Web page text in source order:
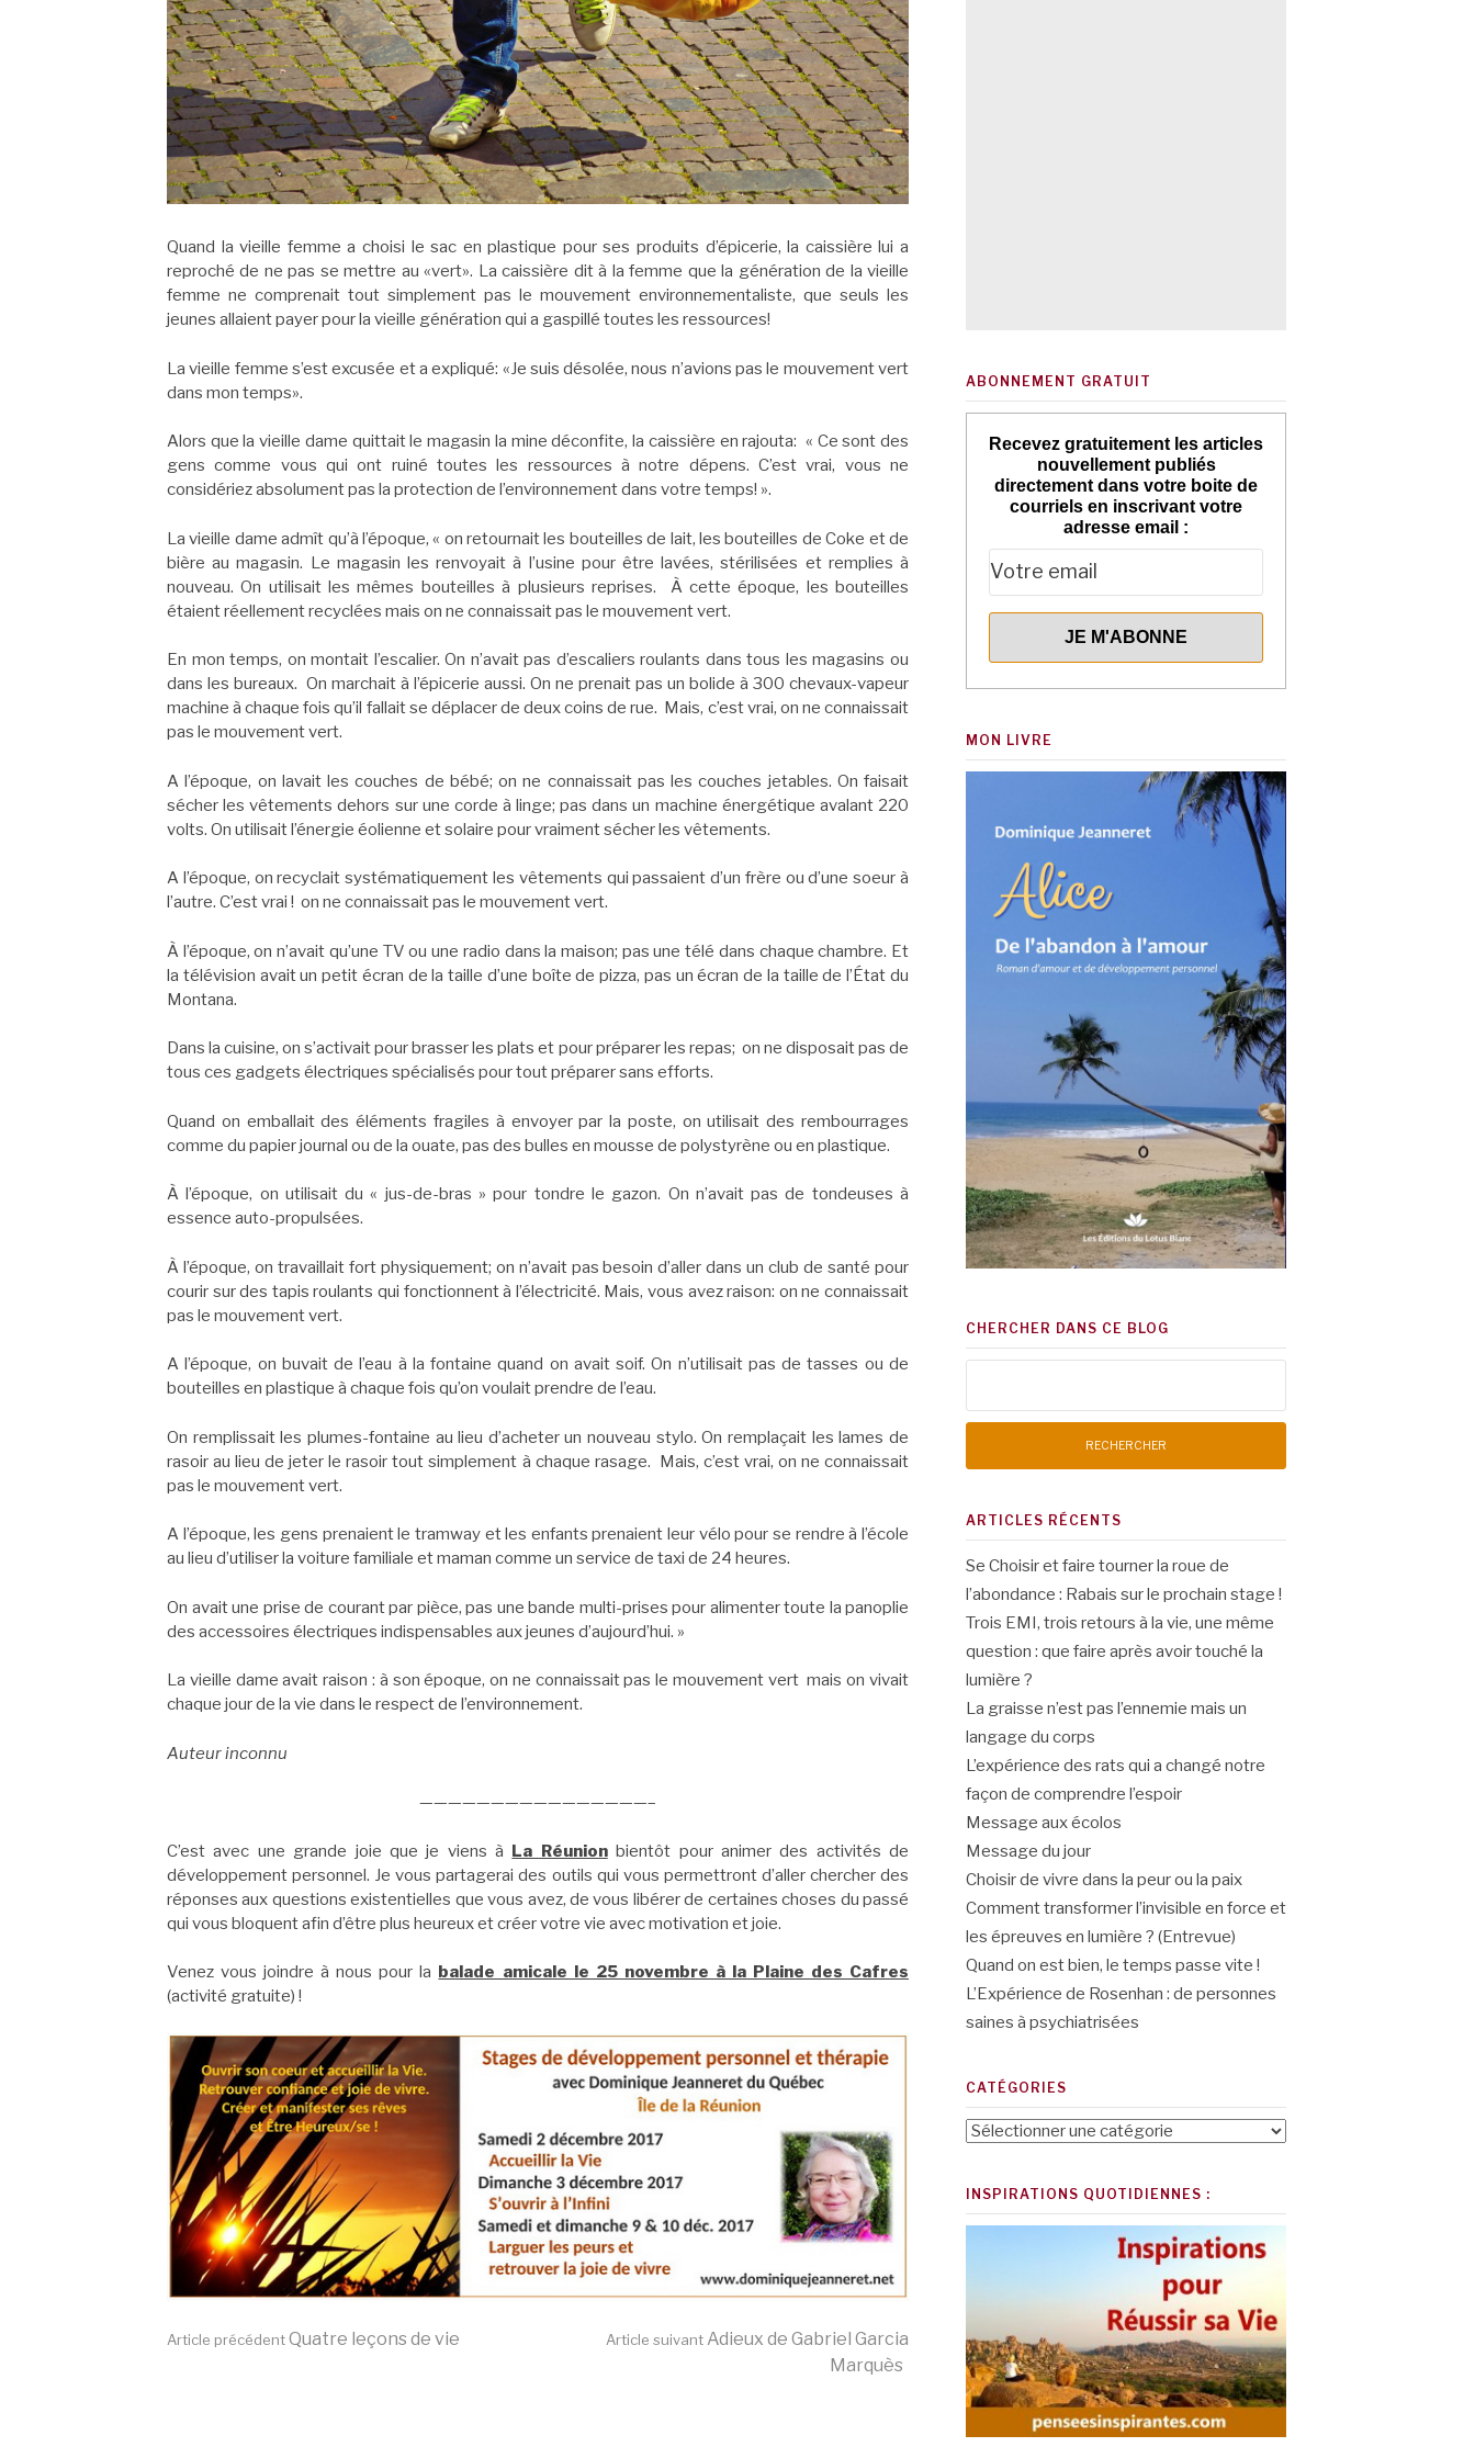
Quand la vieille femme a choisi le sac en plastique pour ses produits d’épicerie, la caissière lui a
reproché de ne pas se mettre au «vert». La caissière dit à la femme que la génération de la vieille
femme ne comprenait tout simplement pas le mouvement environnementaliste, que seuls les
jeunes allaient payer pour la vieille génération qui a gaspillé toutes les ressources!
La vieille femme s’est excusée et a expliqué: «Je suis désolée, nous n’avions pas le mouvement vert
dans mon temps».
Alors que la vieille dame quittait le magasin la mine déconfite, la caissière en rajouta: « Ce sont des
gens comme vous qui ont ruiné toutes les ressources à notre dépens. C’est vrai, vous ne
considériez absolument pas la protection de l’environnement dans votre temps! ».
La vieille dame admît qu’à l’époque, « on retournait les bouteilles de lait, les bouteilles de Coke et de
bière au magasin. Le magasin les renvoyait à l’usine pour être lavées, stérilisées et remplies à
nouveau. On utilisait les mêmes bouteilles à plusieurs reprises. À cette époque, les bouteilles
étaient réellement recyclées mais on ne connaissait pas le mouvement vert.
En mon temps, on montait l’escalier. On n’avait pas d’escaliers roulants dans tous les magasins ou
dans les bureaux. On marchait à l’épicerie aussi. On ne prenait pas un bolide à 300 chevaux-vapeur
machine à chaque fois qu’il fallait se déplacer de deux coins de rue. Mais, c’est vrai, on ne connaissait
pas le mouvement vert.
A l’époque, on lavait les couches de bébé; on ne connaissait pas les couches jetables. On faisait
sécher les vêtements dehors sur une corde à linge; pas dans un machine énergétique avalant 220
volts. On utilisait l’énergie éolienne et solaire pour vraiment sécher les vêtements.
A l’époque, on recyclait systématiquement les vêtements qui passaient d’un frère ou d’une soeur à
l’autre. C’est vrai ! on ne connaissait pas le mouvement vert.
À l’époque, on n’avait qu’une TV ou une radio dans la maison; pas une télé dans chaque chambre. Et
la télévision avait un petit écran de la taille d’une boîte de pizza, pas un écran de la taille de l’État du
Montana.
Dans la cuisine, on s’activait pour brasser les plats et pour préparer les repas; on ne disposait pas de
tous ces gadgets électriques spécialisés pour tout préparer sans efforts.
Quand on emballait des éléments fragiles à envoyer par la poste, on utilisait des rembourrages
comme du papier journal ou de la ouate, pas des bulles en mousse de polystyrène ou en plastique.
À l’époque, on utilisait du « jus-de-bras » pour tondre le gazon. On n’avait pas de tondeuses à
essence auto-propulsées.
À l’époque, on travaillait fort physiquement; on n’avait pas besoin d’aller dans un club de santé pour
courir sur des tapis roulants qui fonctionnent à l’électricité. Mais, vous avez raison: on ne connaissait
pas le mouvement vert.
A l’époque, on buvait de l’eau à la fontaine quand on avait soif. On n’utilisait pas de tasses ou de
bouteilles en plastique à chaque fois qu’on voulait prendre de l’eau.
On remplissait les plumes-fontaine au lieu d’acheter un nouveau stylo. On remplaçait les lames de
rasoir au lieu de jeter le rasoir tout simplement à chaque rasage. Mais, c’est vrai, on ne connaissait
pas le mouvement vert.
A l’époque, les gens prenaient le tramway et les enfants prenaient leur vélo pour se rendre à l’école
au lieu d’utiliser la voiture familiale et maman comme un service de taxi de 24 heures.
On avait une prise de courant par pièce, pas une bande multi-prises pour alimenter toute la panoplie
des accessoires électriques indispensables aux jeunes d’aujourd’hui. »
La vieille dame avait raison : à son époque, on ne connaissait pas le mouvement vert mais on vivait
chaque jour de la vie dans le respect de l’environnement.
Auteur inconnu
————————————————–
C’est avec une grande joie que je viens à La Réunionbientôt pour animer des activités de
développement personnel. Je vous partagerai des outils qui vous permettront d’aller chercher des
réponses aux questions existentielles que vous avez, de vous libérer de certaines choses du passé
qui vous bloquent afin d’être plus heureux et créer votre vie avec motivation et joie.
Venez vous joindre à nous pour la balade amicale le 25 novembre à la Plaine des Cafres
(activité gratuite) !
Lire
Article précédentQuatre leçons de vie Article suivant Adieux de Gabriel Garcia
Marquès
ABONNEMENT GRATUIT
Recevez gratuitement les articles
nouvellement publiés
directement dans votre boite de
courriels en inscrivant votre
adresse email :
MON LIVRE
CHERCHER DANS CE BLOG
ARTICLES RÉCENTS
Se Choisir et faire tourner la roue de
l’abondance : Rabais sur le prochain stage !
Trois EMI, trois retours à la vie, une même
question : que faire après avoir touché la
lumière ?
La graisse n’est pas l’ennemie mais un
langage du corps
L’expérience des rats qui a changé notre
façon de comprendre l’espoir
Message aux écolos
Message du jour
Choisir de vivre dans la peur ou la paix
Comment transformer l’invisible en force et
les épreuves en lumière ? (Entrevue)
Quand on est bien, le temps passe vite !
L’Expérience de Rosenhan : de personnes
saines à psychiatrisées
CATÉGORIES
Catégories
INSPIRATIONS QUOTIDIENNES :